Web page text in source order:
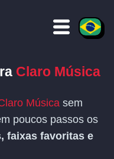
Claro Música
Música sem
poucos passos os
faixas favoritas e